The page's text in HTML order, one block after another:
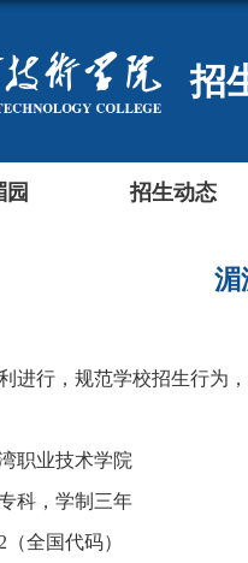
招
园 招生动态
湄
进行，规范学校招生行为
职业技术学院
科，学制三年
（全国代码）